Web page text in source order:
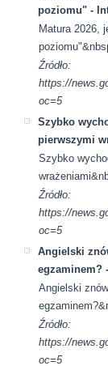
poziomu" -
Matura 2026,
Źródło:
https://
oc=5
Szybko
pierwszymi
Szybko
Źródło:
https://
oc=5
Angielski
egzaminem?
Angielski
Źródło:
https://
oc=5